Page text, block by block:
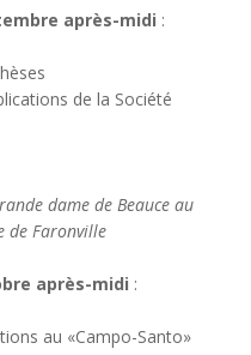
après-midi :
de la Société
dame de Beauce au
de Faronville
après-midi :
au «Campo-Santo»